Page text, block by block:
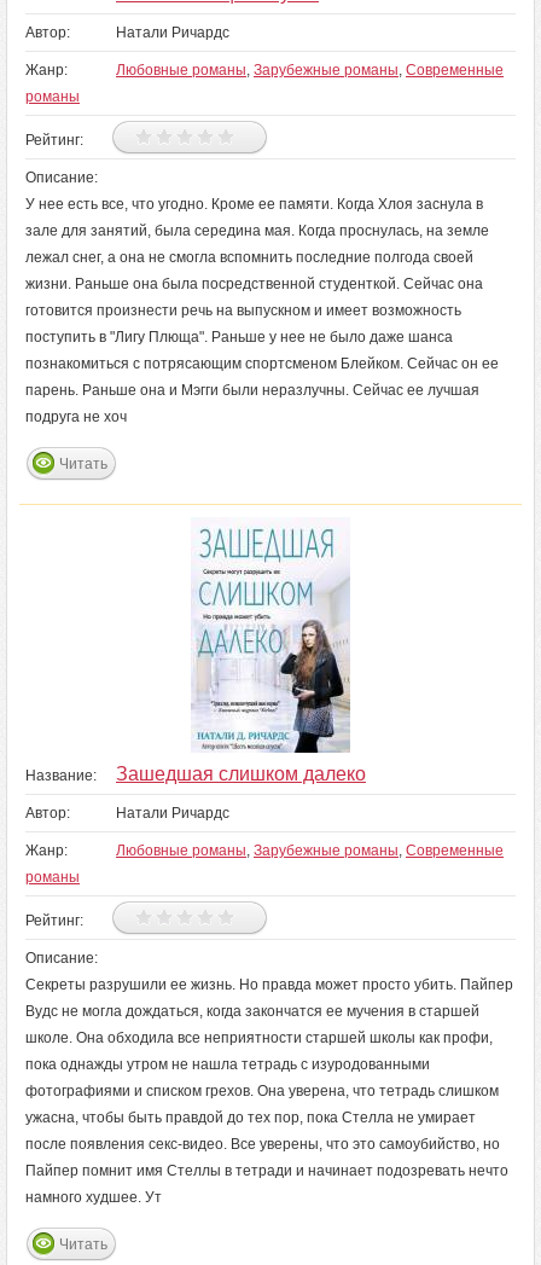
Автор: Натали Ричардс
Жанр: Любовные романы, Зарубежные романы, Современные
романы
Рейтинг:
Описание:
У нее есть все, что угодно. Кроме ее памяти. Когда Хлоя заснула в
зале для занятий, была середина мая. Когда проснулась, на земле
лежал снег, а она не смогла вспомнить последние полгода своей
жизни. Раньше она была посредственной студенткой. Сейчас она
готовится произнести речь на выпускном и имеет возможность
поступить в "Лигу Плюща". Раньше у нее не было даже шанса
познакомиться с потрясающим спортсменом Блейком. Сейчас он ее
парень. Раньше она и Мэгги были неразлучны. Сейчас ее лучшая
подруга не хоч
Читать
Название: Зашедшая слишком далеко
Автор: Натали Ричардс
Жанр: Любовные романы, Зарубежные романы, Современные
романы
Рейтинг:
Описание:
Cекреты разрушили ее жизнь. Но правда может просто убить. Пайпер
Вудс не могла дождаться, когда закончатся ее мучения в старшей
школе. Она обходила все неприятности старшей школы как профи,
пока однажды утром не нашла тетрадь с изуродованными
фотографиями и списком грехов. Она уверена, что тетрадь слишком
ужасна, чтобы быть правдой до тех пор, пока Стелла не умирает
после появления секс-видео. Все уверены, что это самоубийство, но
Пайпер помнит имя Стеллы в тетради и начинает подозревать нечто
намного худшее. Ут
Читать